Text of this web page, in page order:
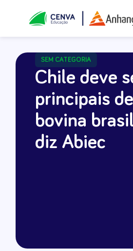
SEM CATEGORIA
Chile deve
principais
bovina
diz Abiec